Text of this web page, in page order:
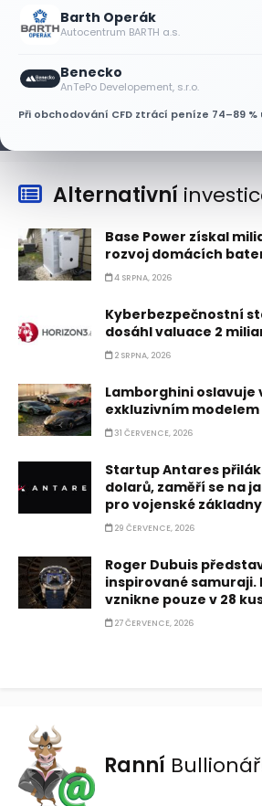
Barth Operák
Autocentrum BARTH a.s.
Benecko
AnTePo Developement, s.r.o.
Při obchodování CFD ztrácí peníze 74–89 %
Asijské technologie
6 SRPNA, 2026
Alternativní
Base Power získal
rozvoj domácích
4 SRPNA, 2026
Kyberbezpečnostní
dosáhl valuace 2
2 SRPNA, 2026
Lamborghini oslavuje
exkluzivním modelem
31 ČERVENCE, 2026
Startup Antares
dolarů, zaměří se na
pro vojenské základny
29 ČERVENCE, 2026
Roger Dubuis
inspirované samuraji.
vznikne pouze v 28
27 ČERVENCE, 2026
Ranní